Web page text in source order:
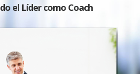
el Líder como Coach